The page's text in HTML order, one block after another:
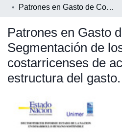
Statistics
Patrones en Gasto de Consumo: Segmentación de los hogares costarricenses de acuerdo con la estructura del gasto.
Patrones en Gasto
Segmentación de
costarricenses de
estructura del gasto.